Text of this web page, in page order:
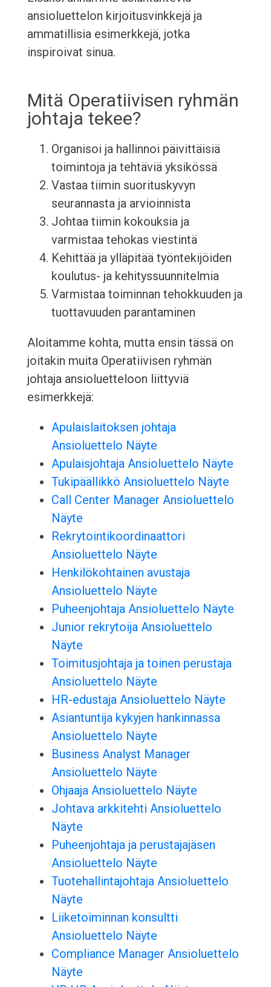
ansioluettelon kirjoitusvinkkejä ja
ammatillisia esimerkkejä, jotka
inspiroivat sinua.
Mitä Operatiivisen ryhmän
johtaja tekee?
Organisoi ja hallinnoi päivittäisiä
toimintoja ja tehtäviä yksikössä
Vastaa tiimin suorituskyvyn
seurannasta ja arvioinnista
Johtaa tiimin kokouksia ja
varmistaa tehokas viestintä
Kehittää ja ylläpitää työntekijöiden
koulutus- ja kehityssuunnitelmia
Varmistaa toiminnan tehokkuuden ja
tuottavuuden parantaminen
Aloitamme kohta, mutta ensin tässä on
joitakin muita Operatiivisen ryhmän
johtaja ansioluetteloon liittyviä
esimerkkejä:
Apulaislaitoksen johtaja
Ansioluettelo Näyte
Apulaisjohtaja Ansioluettelo Näyte
Tukipäällikkö Ansioluettelo Näyte
Call Center Manager Ansioluettelo
Näyte
Rekrytointikoordinaattori
Ansioluettelo Näyte
Henkilökohtainen avustaja
Ansioluettelo Näyte
Puheenjohtaja Ansioluettelo Näyte
Junior rekrytoija Ansioluettelo
Näyte
Toimitusjohtaja ja toinen perustaja
Ansioluettelo Näyte
HR-edustaja Ansioluettelo Näyte
Asiantuntija kykyjen hankinnassa
Ansioluettelo Näyte
Business Analyst Manager
Ansioluettelo Näyte
Ohjaaja Ansioluettelo Näyte
Johtava arkkitehti Ansioluettelo
Näyte
Puheenjohtaja ja perustajajäsen
Ansioluettelo Näyte
Tuotehallintajohtaja Ansioluettelo
Näyte
Liiketoiminnan konsultti
Ansioluettelo Näyte
Compliance Manager Ansioluettelo
Näyte